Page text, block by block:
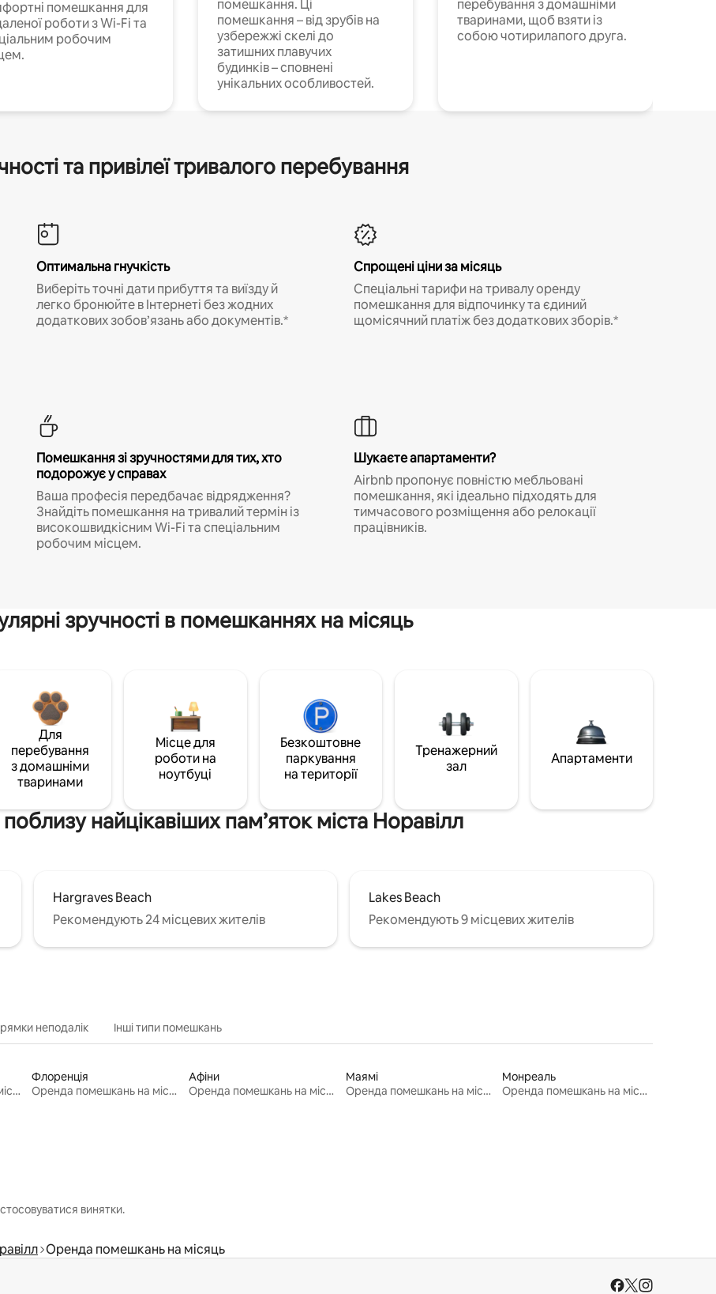
помешкання для
роботи з Wi-Fi та
робочим
помешкання. Ці
помешкання – від зрубів на
узбережжі скелі до
затишних плавучих
будинків – сповнені
унікальних особливостей.
перебування з домашніми
тваринами, щоб взяти із
собою чотирилапого друга.
та привілеї тривалого перебування
Оптимальна гнучкість
Виберіть точні дати прибуття та виїзду й
легко бронюйте в Інтернеті без жодних
додаткових зобов’язань або документів.*
Спрощені ціни за місяць
Спеціальні тарифи на тривалу оренду
помешкання для відпочинку та єдиний
щомісячний платіж без додаткових зборів.*
Помешкання зі зручностями для тих, хто
подорожує у справах
Ваша професія передбачає відрядження?
Знайдіть помешкання на тривалий термін із
високошвидкісним Wi-Fi та спеціальним
робочим місцем.
Шукаєте апартаменти?
Airbnb пропонує повністю мебльовані
помешкання, які ідеально підходять для
тимчасового розміщення або релокації
працівників.
зручності в помешканнях на місяць
Для
перебування
з домашніми
тваринами
Місце для
роботи на
ноутбуці
Безкоштовне
паркування
на території
Тренажерний
зал
Апартаменти
найцікавіших пам’яток міста Норавілл
Hargraves Beach
Рекомендують 24 місцевих жителів
Lakes Beach
Рекомендують 9 місцевих жителів
неподалік Інші типи помешкань
Оренда помешкань на місяць
Флоренція
Оренда помешкань на місяць
Афіни
Оренда помешкань на місяць
Маямі
Оренда помешкань на місяць
Монреаль
Оренда помешкань на місяць
винятки.
Оренда помешкань на місяць